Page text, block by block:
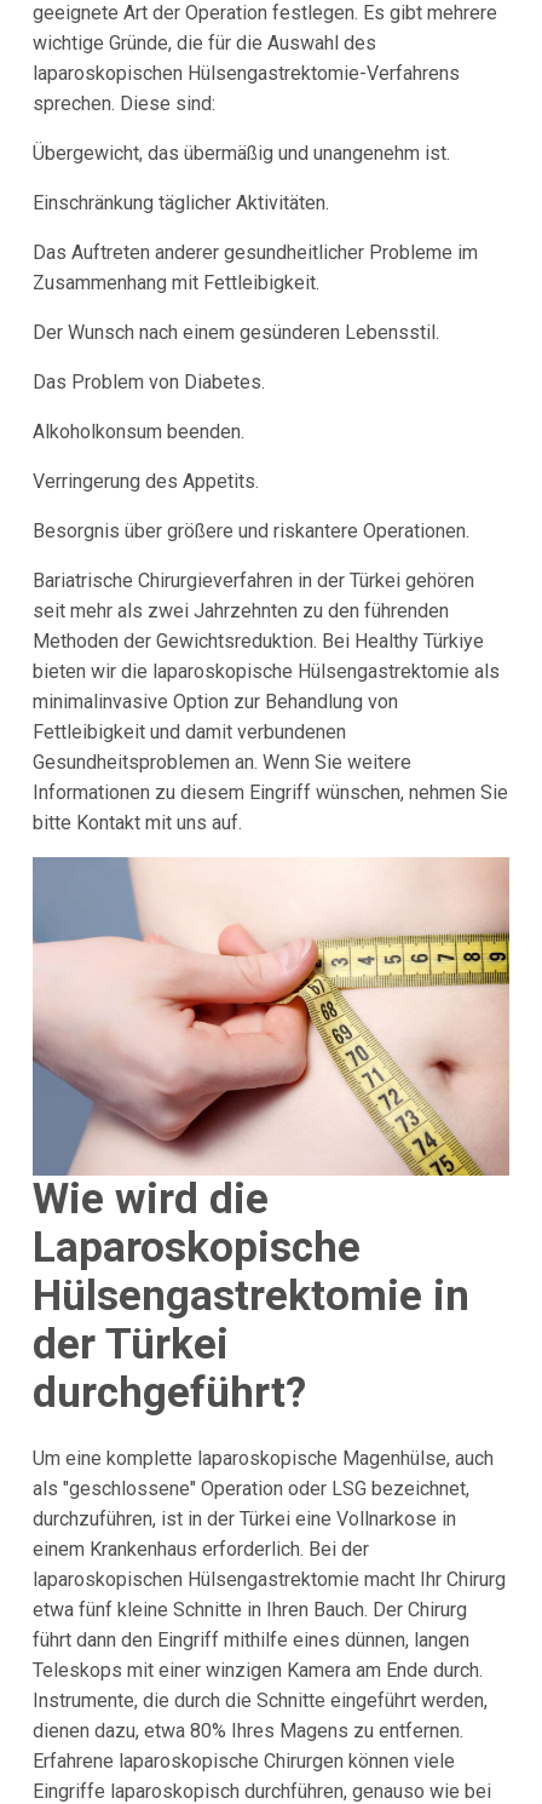
geeignete Art der Operation festlegen. Es gibt mehrere
wichtige Gründe, die für die Auswahl des
laparoskopischen Hülsengastrektomie-Verfahrens
sprechen. Diese sind:
Übergewicht, das übermäßig und unangenehm ist.
Einschränkung täglicher Aktivitäten.
Das Auftreten anderer gesundheitlicher Probleme im
Zusammenhang mit Fettleibigkeit.
Der Wunsch nach einem gesünderen Lebensstil.
Das Problem von Diabetes.
Alkoholkonsum beenden.
Verringerung des Appetits.
Besorgnis über größere und riskantere Operationen.
Bariatrische Chirurgieverfahren in der Türkei gehören
seit mehr als zwei Jahrzehnten zu den führenden
Methoden der Gewichtsreduktion. Bei Healthy Türkiye
bieten wir die laparoskopische Hülsengastrektomie als
minimalinvasive Option zur Behandlung von
Fettleibigkeit und damit verbundenen
Gesundheitsproblemen an. Wenn Sie weitere
Informationen zu diesem Eingriff wünschen, nehmen Sie
bitte Kontakt mit uns auf.
Wie wird die
Laparoskopische
Hülsengastrektomie in
der Türkei
durchgeführt?
Um eine komplette laparoskopische Magenhülse, auch
als "geschlossene" Operation oder LSG bezeichnet,
durchzuführen, ist in der Türkei eine Vollnarkose in
einem Krankenhaus erforderlich. Bei der
laparoskopischen Hülsengastrektomie macht Ihr Chirurg
etwa fünf kleine Schnitte in Ihren Bauch. Der Chirurg
führt dann den Eingriff mithilfe eines dünnen, langen
Teleskops mit einer winzigen Kamera am Ende durch.
Instrumente, die durch die Schnitte eingeführt werden,
dienen dazu, etwa 80% Ihres Magens zu entfernen.
Erfahrene laparoskopische Chirurgen können viele
Eingriffe laparoskopisch durchführen, genauso wie bei